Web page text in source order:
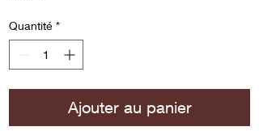
Quantité *
Ajouter au panier